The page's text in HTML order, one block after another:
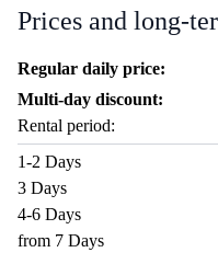
Prices and long-
Regular daily price:
Multi-day discount:
Rental period:
1-2 Days
3 Days
4-6 Days
from 7 Days